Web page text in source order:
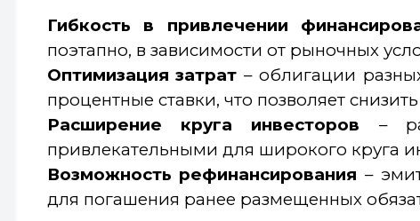
Гибкость в привлечении
поэтапно, в зависимости от рыночных
Оптимизация затрат – облигации
процентные ставки, что позволяет
Расширение круга инвесторов –
привлекательными для широкого круга
Возможность рефинансирования –
для погашения ранее размещенных